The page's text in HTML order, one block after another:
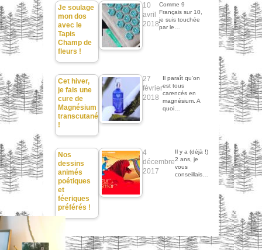
Je soulage
mon dos
avec le
Tapis
Champ de
fleurs !
10
avril
2018
Comme 9
Français sur 10,
je suis touchée
par le…
Cet hiver,
je fais une
cure de
Magnésium
transcutané
!
27
février
2018
Il paraît qu'on
est tous
carencés en
magnésium. A
quoi…
Nos
dessins
animés
poétiques
et
féeriques
préférés !
4
décembre
2017
Il y a (déjà !)
2 ans, je
vous
conseillais…